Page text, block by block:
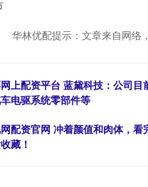
华林优配提示：文章来自网络
上配资平台 蓝黛科技：公司目
电驱系统零部件等
配资官网 冲着颜值和肉体，
藏！